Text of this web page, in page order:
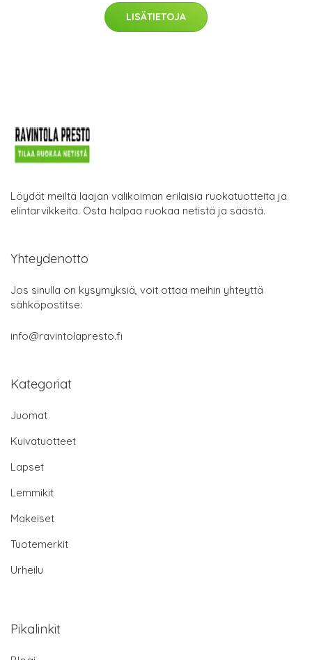
LISÄTIETOJA
Löydät meiltä laajan valikoiman erilaisia ruokatuotteita ja
elintarvikkeita. Osta halpaa ruokaa netistä ja säästä.
Yhteydenotto
Jos sinulla on kysymyksiä, voit ottaa meihin yhteyttä
sähköpostitse:
info@ravintolapresto.fi
Kategoriat
Juomat
Kuivatuotteet
Lapset
Lemmikit
Makeiset
Tuotemerkit
Urheilu
Pikalinkit